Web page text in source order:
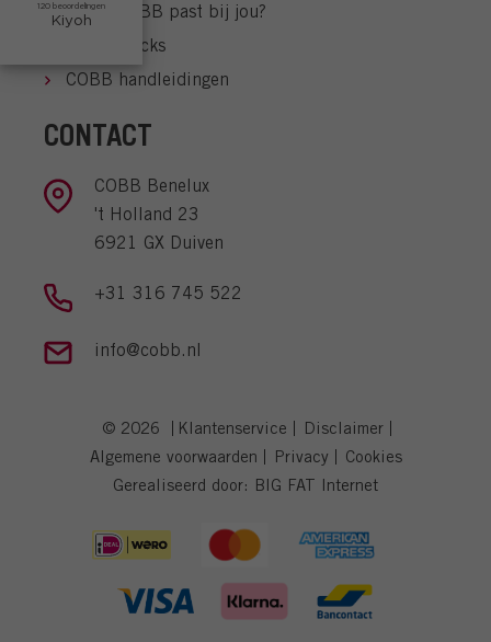
Welke COBB past bij jou?
Tips & tricks
COBB handleidingen
CONTACT
COBB Benelux
't Holland 23
6921 GX Duiven
+31 316 745 522
info@cobb.nl
© 2026 Klantenservice
Disclaimer
Algemene voorwaarden
Privacy
Cookies
Gerealiseerd door: BIG FAT Internet